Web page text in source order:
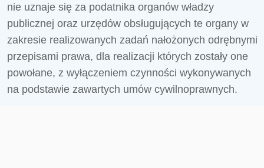
nie uznaje się za podatnika organów władzy
publicznej oraz urzędów obsługujących te organy w
zakresie realizowanych zadań nałożonych odrębnymi
przepisami prawa, dla realizacji których zostały one
powołane, z wyłączeniem czynności wykonywanych
na podstawie zawartych umów cywilnoprawnych.